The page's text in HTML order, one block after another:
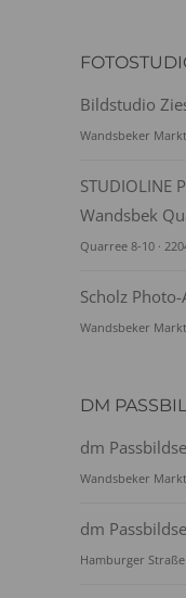
Bildstudio
Wandsbeker
STUDIOLINE
Wandsbek
Quarree 8-10 ·
Scholz
Wandsbeker
DM
dm
Wandsbeker
dm
Hamburger